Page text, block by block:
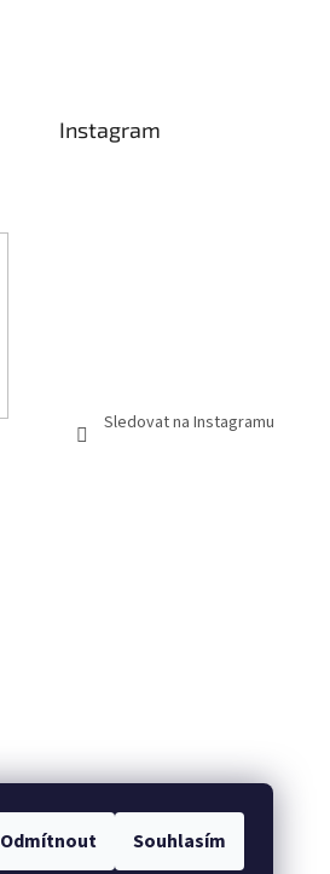
Odmítnout Souhlasím
Instagram
Sledovat na Instagramu